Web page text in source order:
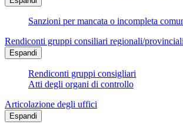
Sanzioni per mancata o incompleta
Rendiconti gruppi consiliari regionali/provinciali
Espandi
Rendiconti gruppi consigliari
Atti degli organi di controllo
Articolazione degli uffici
Espandi